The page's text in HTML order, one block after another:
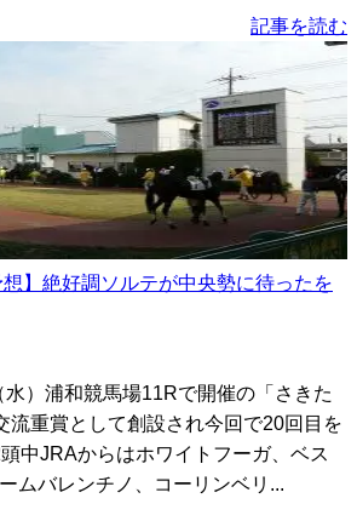
記事を読む
想】絶好調ソルテが中央勢に待ったを
）浦和競馬場11Rで開催の「さきた
重賞として創設され今回で20回目を
中JRAからはホワイトフーガ、ベス
ムバレンチノ、コーリンベリ...